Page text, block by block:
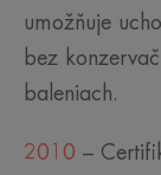
umožňuje
bez
baleniach.
2010 –